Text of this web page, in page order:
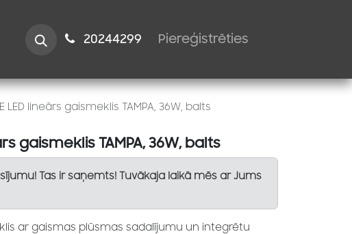
Speciālistiem 2024​​4299 Piereģistrēties
LED lineārs gaismeklis TAMPA, 36W, balts
gaismeklis TAMPA, 36W, balts
Tas ir saņemts! Tuvākaja laikā mēs ar Jums
ar gaismas plūsmas sadalījumu un integrētu